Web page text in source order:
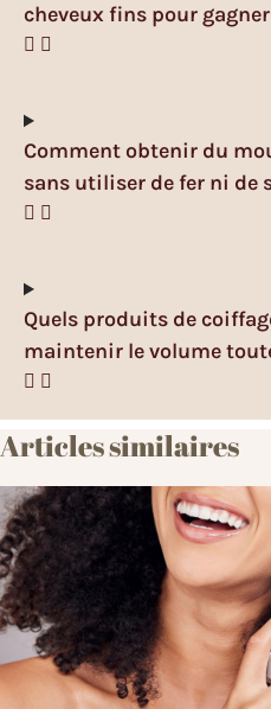
cheveux fins pour
Comment obtenir du
sans utiliser de fer ni de
Quels produits de
maintenir le volume
Articles similaires